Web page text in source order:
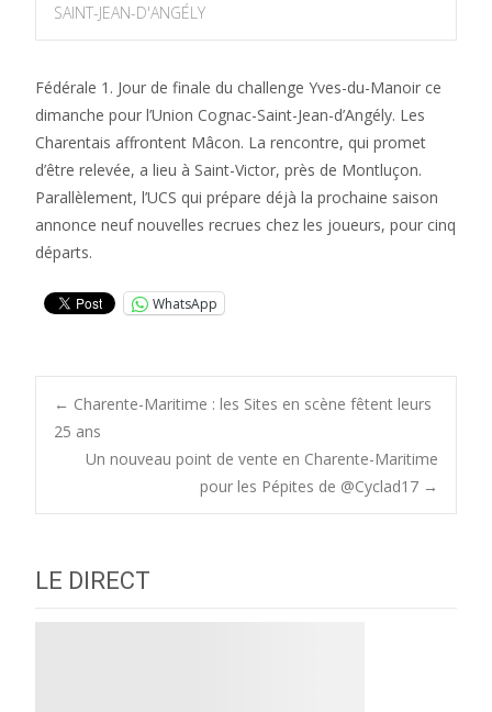
SAINT-JEAN-D'ANGÉLY
Fédérale 1. Jour de finale du challenge Yves-du-Manoir ce
dimanche pour l’Union Cognac-Saint-Jean-d’Angély. Les
Charentais affrontent Mâcon. La rencontre, qui promet
d’être relevée, a lieu à Saint-Victor, près de Montluçon.
Parallèlement, l’UCS qui prépare déjà la prochaine saison
annonce neuf nouvelles recrues chez les joueurs, pour cinq
départs.
WhatsApp
Post
navigation
← Charente-Maritime : les Sites en scène fêtent leurs
25 ans
Un nouveau point de vente en Charente-Maritime
pour les Pépites de @Cyclad17 →
LE DIRECT